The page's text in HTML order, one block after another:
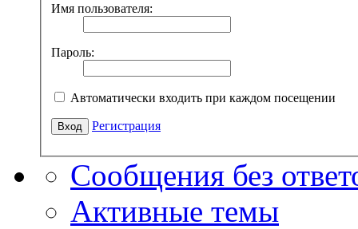
Имя пользователя:
Пароль:
Автоматически входить при каждом посещении
Регистрация
Сообщения без
Активные темы